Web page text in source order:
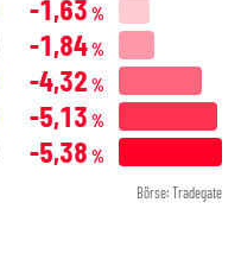
-1,63 %
-1,84%
-4,32 %
-5,13 %
-5,38 %
Börse: Tradegate